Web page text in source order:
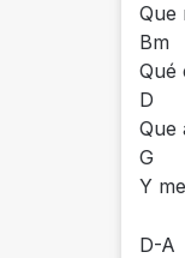
Que
Qué
D
Que
G
Y